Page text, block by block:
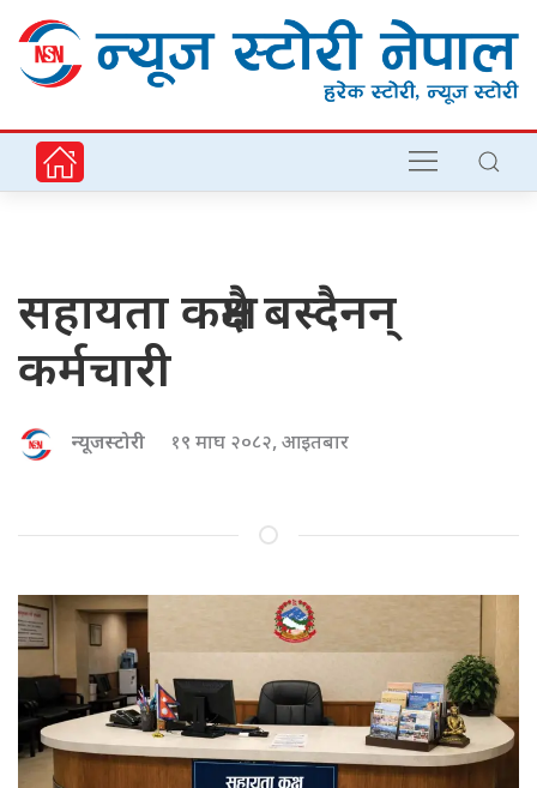
सहायता कक्षमै बस्दैनन्
कर्मचारी
न्यूजस्टोरी १९ माघ २०८२, आइतबार